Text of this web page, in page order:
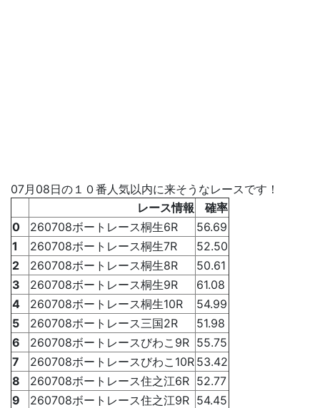
07月08日の１０番人気以内に来そうなレースです！
レース情報
確率
0
260708ボートレース桐生6R
56.69
1
260708ボートレース桐生7R
52.50
2
260708ボートレース桐生8R
50.61
3
260708ボートレース桐生9R
61.08
4
260708ボートレース桐生10R
54.99
5
260708ボートレース三国2R
51.98
6
260708ボートレースびわこ9R 55.75
7
260708ボートレースびわこ10R 53.42
8
260708ボートレース住之江6R 52.77
9
260708ボートレース住之江9R 54.45